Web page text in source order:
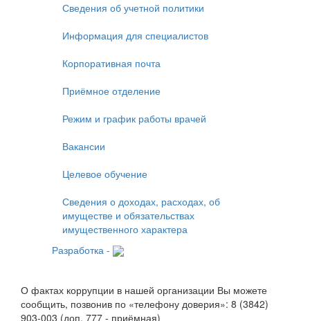
Сведения об учетной политики
Информация для специалистов
Корпоративная почта
Приёмное отделение
Режим и график работы врачей
Вакансии
Целевое обучение
Сведения о доходах, расходах, об
имуществе и обязательствах
имущественного характера
Разработка -
О фактах коррупции в нашей организации Вы можете
сообщить, позвонив по «телефону доверия»: 8 (3842)
903-003 (доп. 777 - приёмная)